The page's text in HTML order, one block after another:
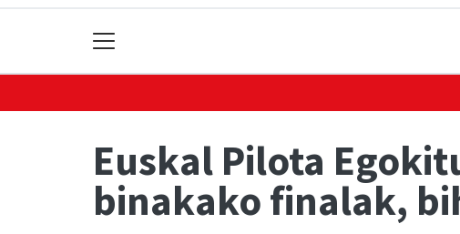
Euskal Pilota
binakako finalak,